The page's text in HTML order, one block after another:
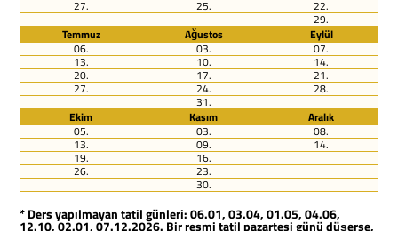
27. 25. 22.
29.
Temmuz
Ağustos
Eylül
06.
03. 07.
13. 10. 14.
20. 17. 21.
27. 24. 28.
31.
Ekim
Kasım
Aralık
05.
03. 08.
13. 09. 14.
19. 16.
26. 23.
30.
* Ders yapılmayan tatil günleri: 06.01, 03.04, 01.05, 04.06,
12.10, 02.01, 07.12.2026. Bir resmi tatil pazartesi günü düşerse,